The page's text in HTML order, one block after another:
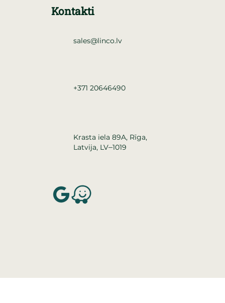
Kontakti
sales@linco.lv
+371 20646490
Krasta iela 89A, Rīga,
Latvija, LV–1019